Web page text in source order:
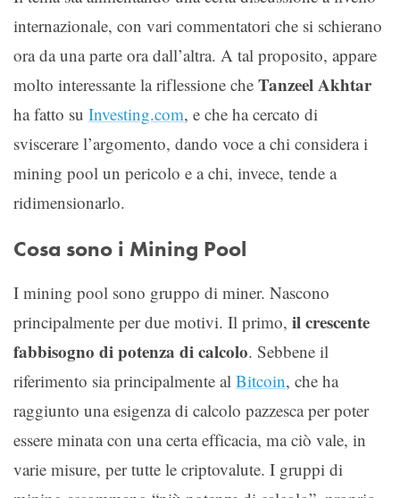
internazionale, con vari commentatori che si schierano
ora da una parte ora dall’altra. A tal proposito, appare
molto interessante la riflessione che Tanzeel Akhtar
ha fatto su Investing.com, e che ha cercato di
sviscerare l’argomento, dando voce a chi considera i
mining pool un pericolo e a chi, invece, tende a
ridimensionarlo.
Cosa sono i Mining Pool
I mining pool sono gruppo di miner. Nascono
principalmente per due motivi. Il primo, il crescente
fabbisogno di potenza di calcolo. Sebbene il
riferimento sia principalmente al Bitcoin, che ha
raggiunto una esigenza di calcolo pazzesca per poter
essere minata con una certa efficacia, ma ciò vale, in
varie misure, per tutte le criptovalute. I gruppi di